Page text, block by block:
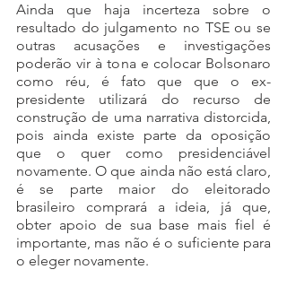
Ainda que haja incerteza sobre o
resultado do julgamento no TSE ou se
outras acusações e investigações
poderão vir à tona e colocar Bolsonaro
como réu, é fato que que o ex-
presidente utilizará do recurso de
construção de uma narrativa distorcida,
pois ainda existe parte da oposição
que o quer como presidenciável
novamente. O que ainda não está claro,
é se parte maior do eleitorado
brasileiro comprará a ideia, já que,
obter apoio de sua base mais fiel é
importante, mas não é o suficiente para
o eleger novamente.